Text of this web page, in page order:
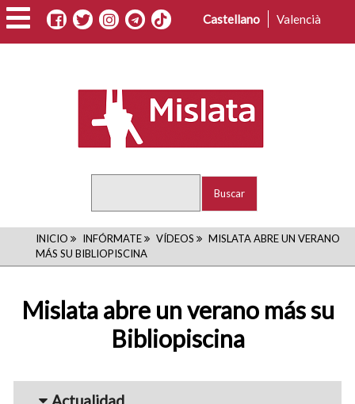
Pasar
al
contenido
Castellano Valencià
RUTA
DE
NAVEGACIÓN
INICIO INFÓRMATE VÍDEOS
MISLATA ABRE UN VERANO
MÁS SU BIBLIOPISCINA
Mislata abre un verano más su
Bibliopiscina
Menu_Videos